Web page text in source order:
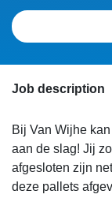
Job description
Bij Van Wijhe
aan de slag! Jij
afgesloten zijn
deze pallets